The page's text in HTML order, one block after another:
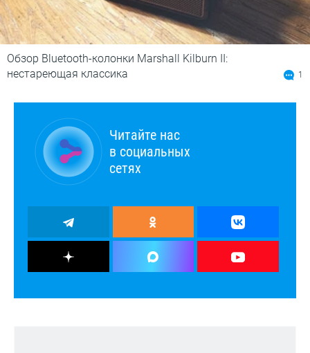
Обзор Bluetooth-колонки Marshall Kilburn II:
нестареющая классика
1
Читайте нас
в социальных
сетях